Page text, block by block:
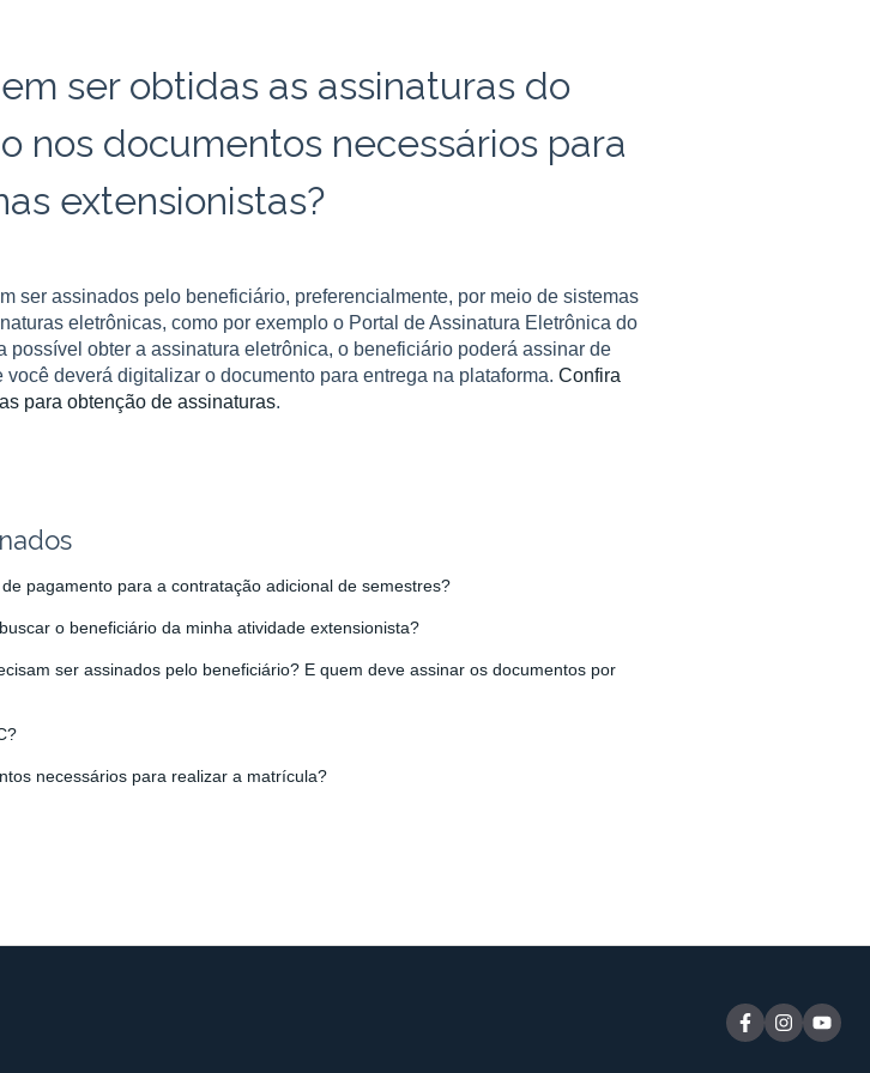
ser obtidas as assinaturas do
nos documentos necessários para
extensionistas?
ser assinados pelo beneficiário, preferencialmente, por meio de sistemas
eletrônicas, como por exemplo o Portal de Assinatura Eletrônica do
possível obter a assinatura eletrônica, o beneficiário poderá assinar de
você deverá digitalizar o documento para entrega na plataforma. Confira
para obtenção de assinaturas.
pagamento para a contratação adicional de semestres?
o beneficiário da minha atividade extensionista?
ser assinados pelo beneficiário? E quem deve assinar os documentos por
necessários para realizar a matrícula?